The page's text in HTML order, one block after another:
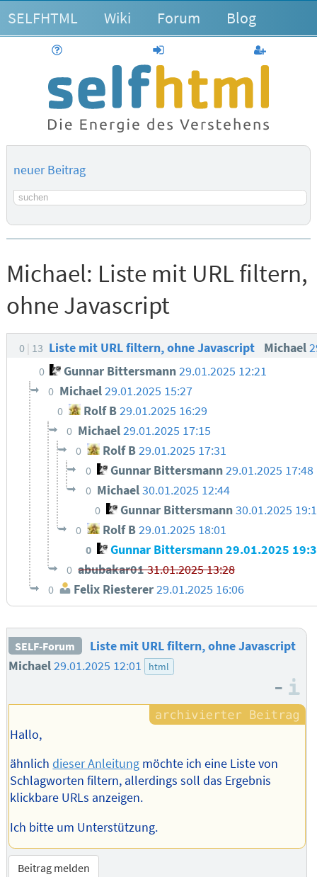
SELFHTML Wiki Forum Blog
anmelden
neuer Beitrag
Suchbegriff
Michael: Liste mit URL filtern,
ohne Javascript
0 13 Liste mit URL filtern, ohne Javascript Michael
0 Gunnar Bittersmann29.01.2025 12:21
0 Michael29.01.2025 15:27
0 Rolf B 29.01.2025 16:29
0 Michael29.01.2025 17:15
0 Rolf B29.01.2025 17:31
0 Gunnar Bittersmann29.01.2025 17:48
0 Michael30.01.2025 12:44
0 Gunnar Bittersmann 30.01.2025
0 Rolf B29.01.2025 18:01
0 Gunnar Bittersmann29.01.2025
0 abubakar0131.01.2025 13:28
0 Felix Riesterer 29.01.2025 16:06
SELF-Forum
Liste mit URL filtern, ohne Javascript
Michael29.01.2025 12:01 html
–
Hallo,
ähnlichdieser Anleitung möchte ich eine Liste von
Schlagworten filtern, allerdings soll das Ergebnis
klickbare URLs anzeigen.
Ich bitte um Unterstützung.
Beitrag melden